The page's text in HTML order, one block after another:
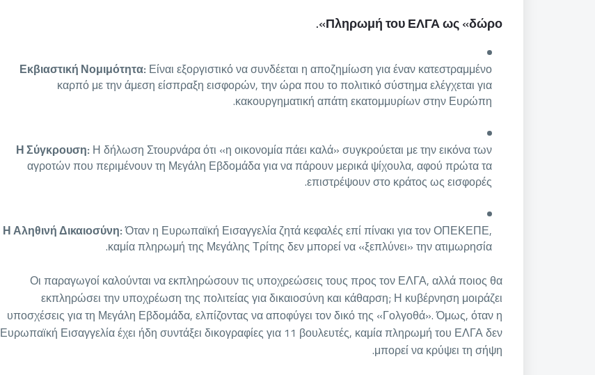
Πληρωμή του ΕΛΓΑ ως «δώρο».
Εκβιαστική Νομιμότητα:Είναι εξοργιστικό να συνδέεται η αποζημίωση για έναν κατεστραμμένο
καρπό με την άμεση είσπραξη εισφορών, την ώρα που το πολιτικό σύστημα ελέγχεται για
κακουργηματική απάτη εκατομμυρίων στην Ευρώπη.
Η Σύγκρουση:Η δήλωση Στουρνάρα ότι «η οικονομία πάει καλά» συγκρούεται με την εικόνα των
αγροτών που περιμένουν τη Μεγάλη Εβδομάδα για να πάρουν μερικά ψίχουλα, αφού πρώτα τα
επιστρέψουν στο κράτος ως εισφορές.
Η Αληθινή Δικαιοσύνη:Όταν η Ευρωπαϊκή Εισαγγελία ζητά κεφαλές επί πίνακι για τον ΟΠΕΚΕΠΕ,
καμία πληρωμή της Μεγάλης Τρίτης δεν μπορεί να «ξεπλύνει» την ατιμωρησία.
Οι παραγωγοί καλούνται να εκπληρώσουν τις υποχρεώσεις τους προς τον ΕΛΓΑ, αλλά ποιος θα
εκπληρώσει την υποχρέωση της πολιτείας για δικαιοσύνη και κάθαρση; Η κυβέρνηση μοιράζει
υποσχέσεις για τη Μεγάλη Εβδομάδα, ελπίζοντας να αποφύγει τον δικό της «Γολγοθά». Όμως, όταν η
Ευρωπαϊκή Εισαγγελία έχει ήδη συντάξει δικογραφίες για 11 βουλευτές, καμία πληρωμή του ΕΛΓΑ δεν
μπορεί να κρύψει τη σήψη.